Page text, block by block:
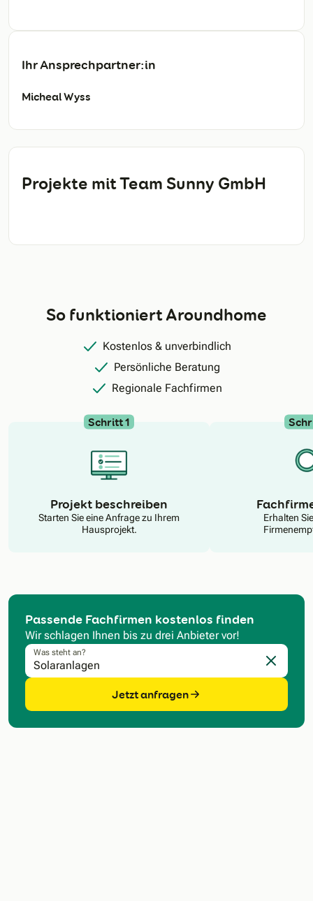
Projekte mit Team Sunny GmbH
Ihr Ansprechpartner:in
Micheal Wyss
So funktioniert Aroundhome
Kostenlos & unverbindlich
Persönliche Beratung
Regionale Fachfirmen
Schritt 1
Projekt beschreiben
Starten Sie eine Anfrage zu Ihrem
Hausprojekt.
Erhalten
Passende Fachfirmen kostenlos finden
Wir schlagen Ihnen bis zu drei Anbieter vor!
Was steht an?
Eingabe
Jetzt anfragen